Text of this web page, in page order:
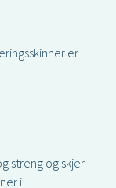
er
streng og skjer
i